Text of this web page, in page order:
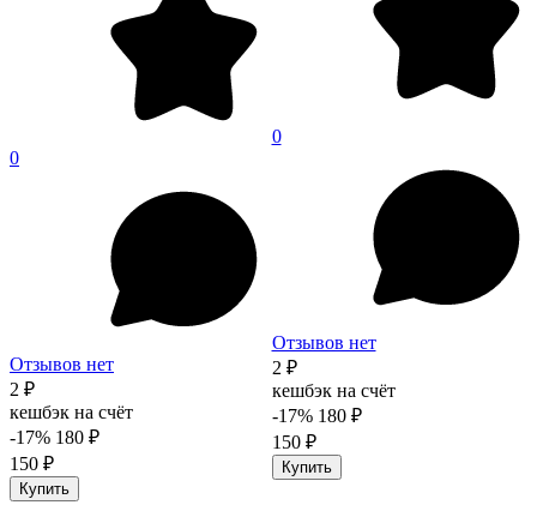
0
Отзывов нет
2 ₽
кешбэк на счёт
-17% 180 ₽
150 ₽
Купить
0
Отзывов нет
2 ₽
кешбэк на счёт
-17% 180 ₽
150 ₽
Купить